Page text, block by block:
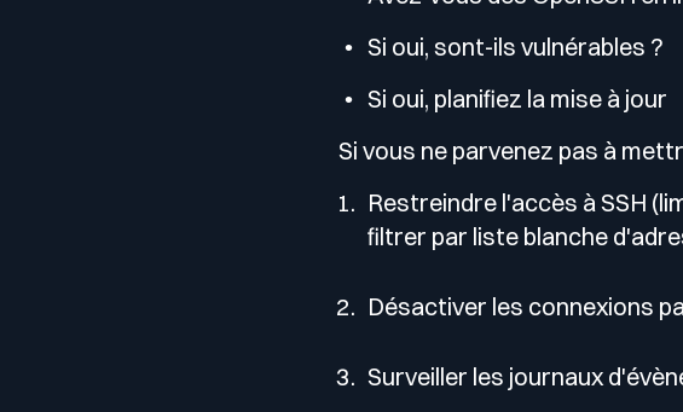
Si oui, sont-ils vulnérables ?
Si oui, planifiez la mise à jour
Si vous ne parvenez pas à
Restreindre l'accès à SSH
filtrer par liste blanche
Désactiver les connexions
Surveiller les journaux